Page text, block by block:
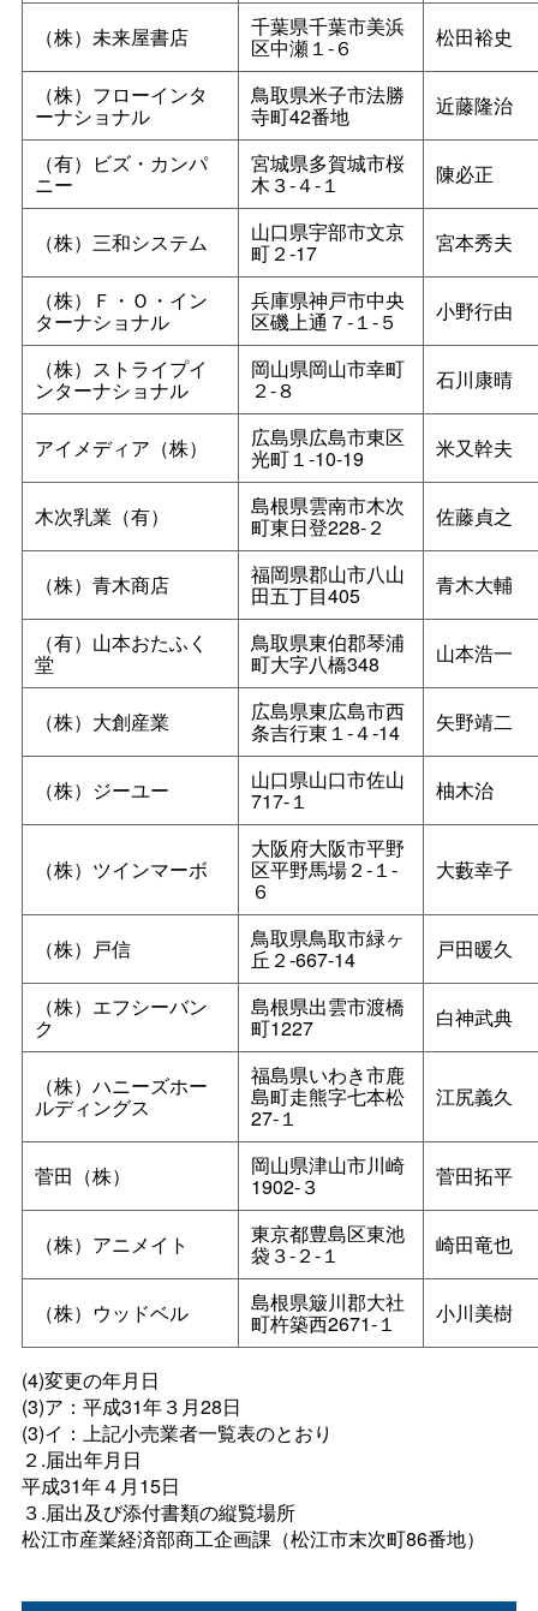
（株）未来屋書店 千葉県千葉市美浜
区中瀬１‐６ 松田裕史
（株）フローインタ
ーナショナル
鳥取県米子市法勝
寺町42番地 近藤隆治
（有）ビズ・カンパ
ニー
宮城県多賀城市桜
木３‐４‐１ 陳必正
（株）三和システム 山口県宇部市文京
町２‐17 宮本秀夫
（株）Ｆ・Ｏ・イン
ターナショナル
兵庫県神戸市中央
区磯上通７‐１‐５ 小野行由
（株）ストライプイ
ンターナショナル
岡山県岡山市幸町
２‐８ 石川康晴
アイメディア（株） 広島県広島市東区
光町１‐10‐19 米又幹夫
木次乳業（有） 島根県雲南市木次
町東日登228‐２ 佐藤貞之
（株）青木商店 福岡県郡山市八山
田五丁目405 青木大輔
（有）山本おたふく
堂
鳥取県東伯郡琴浦
町大字八橋348 山本浩一
（株）大創産業 広島県東広島市西
条吉行東１‐４‐14 矢野靖二
（株）ジーユー 山口県山口市佐山
717‐１ 柚木治
（株）ツインマーボ
大阪府大阪市平野
区平野馬場２‐１‐
６
大藪幸子
（株）戸信 鳥取県鳥取市緑ヶ
丘２‐667‐14 戸田暖久
（株）エフシーバン
ク
島根県出雲市渡橋
町1227 白神武典
（株）ハニーズホー
ルディングス
福島県いわき市鹿
島町走熊字七本松
27‐１
江尻義久
菅田（株） 岡山県津山市川崎
1902‐３ 菅田拓平
（株）アニメイト 東京都豊島区東池
袋３‐２‐１ 崎田竜也
（株）ウッドベル 島根県簸川郡大社
町杵築西2671‐１ 小川美樹
(4)変更の年月日
(3)ア：平成31年３月28日
(3)イ：上記小売業者一覧表のとおり
２.届出年月日
平成31年４月15日
３.届出及び添付書類の縦覧場所
松江市産業経済部商工企画課（松江市末次町86番地）